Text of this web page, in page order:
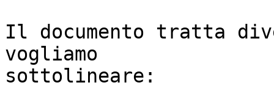
Il documento tratta
vogliamo
sottolineare: